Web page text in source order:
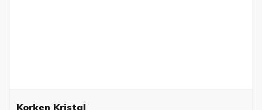
Korken Kristal